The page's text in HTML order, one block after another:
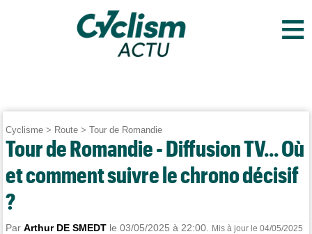
≡
Cyclisme > Route >Tour de Romandie
Tour de Romandie - Diffusion TV... Où
et comment suivre le chrono décisif
?
ParArthur DE SMEDT le 03/05/2025 à 22:00.
Mis à jour le 04/05/2025